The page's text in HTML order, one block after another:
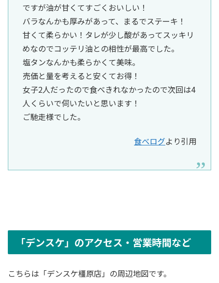
ですが油が甘くてすごくおいしい！
バラなんかも厚みがあって、まるでステーキ！
甘くて柔らかい！タレが少し酸があってスッキリ
めなのでコッテリ油との相性が最高でした。
塩タンなんかも柔らかくて美味。
売価と量を考えると安くてお得！
女子2人だったので食べきれなかったので次回は4
人くらいで伺いたいと思います！
ご馳走様でした。
食べログより引用
「デンスケ」のアクセス・営業時間など
こちらは「デンスケ橿原店」の周辺地図です。